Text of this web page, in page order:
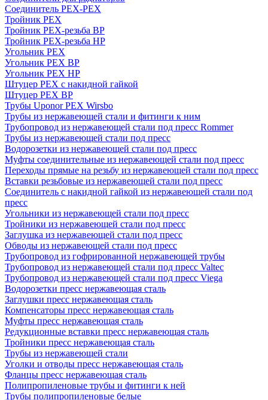
Соединитель PEX-PEX
Тройник PEX
Тройник PEX-резьба ВР
Тройник PEX-резьба НР
Угольник PEX
Угольник PEX ВР
Угольник PEX НР
Штуцер PEX c накидной гайкой
Штуцер PEX ВР
Трубы Uponor PEX Wirsbo
Трубы из нержавеющей стали и фитинги к ним
Трубопровод из нержавеющей стали под пресс Rommer
Трубы из нержавеющей стали под пресс
Водорозетки из нержавеющей стали под пресс
Муфты соединительные из нержавеющей стали под пресс
Переходы прямые на резьбу из нержавеющей стали под пресс
Вставки резьбовые из нержавеющей стали под пресс
Соединитель с накидной гайкой из нержавеющей стали под
пресс
Угольники из нержавеющей стали под пресс
Тройники из нержавеющей стали под пресс
Заглушка из нержавеющей стали под пресс
Обводы из нержавеющей стали под пресс
Трубопровод из гофрированной нержавеющей трубы
Трубопровод из нержавеющей стали под пресс Valtec
Трубопровод из нержавеющей стали под пресс Viega
Водорозетки пресс нержавеющая сталь
Заглушки пресс нержавеющая сталь
Компенсаторы пресс нержавеющая сталь
Муфты пресс нержавеющая сталь
Редукционные вставки пресс нержавеющая сталь
Тройники пресс нержавеющая сталь
Трубы из нержавеющей стали
Уголки и отводы пресс нержавеющая сталь
Фланцы пресс нержавеющая сталь
Полипропиленовые трубы и фитинги к ней
Трубы полипропиленовые белые